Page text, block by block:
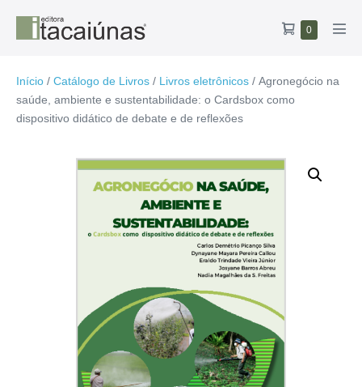
conteúdo
Carrinho
0Itens
Início / Catálogo de Livros / Livros eletrônicos / Agronegócio na
saúde, ambiente e sustentabilidade: o Cardsbox como
dispositivo didático de debate e de reflexões